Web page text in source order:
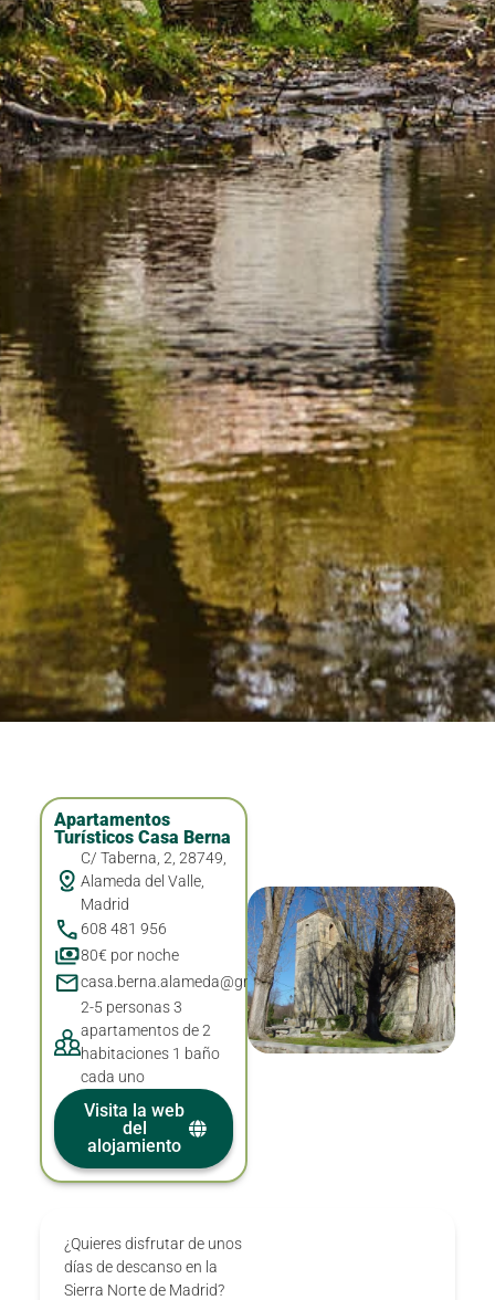
Apartamentos
Turísticos Casa Berna
C/ Taberna, 2, 28749,
Alameda del Valle,
Madrid
608 481 956
80€ por noche
casa.berna.alameda@gmail.com
2-5 personas 3
apartamentos de 2
habitaciones 1 baño
cada uno
Visita la web
del
alojamiento
¿Quieres disfrutar de unos
días de descanso en la
Sierra Norte de Madrid?